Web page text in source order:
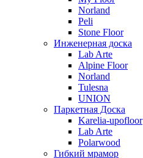
Norland
Peli
Stone Floor
Инженерная доска
Lab Arte
Alpine Floor
Norland
Tulesna
UNION
Паркетная Доска
Karelia-upofloor
Lab Arte
Polarwood
Гибкий мрамор